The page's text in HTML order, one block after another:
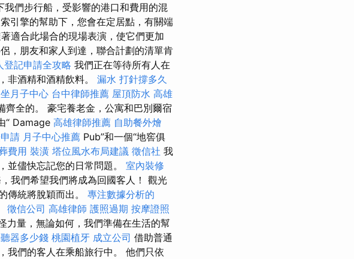
們步行船，受影響的港口和費用的混
引擎的幫助下，您會在定居點，有關端
適合此場合的現場表演，使它們更加
，朋友和家人到達，聯合計劃的清單肯
登記申請全攻略 我們正在等待所有人在
非酒精和酒精飲料。 漏水 打針撐多久
坐月子中心 台中律師推薦 屋頂防水 高雄
全的。 豪宅養老金，公寓和巴別爾宿
“ Damage 高雄律師推薦 自助餐外燴
請 月子中心推薦 Pub”和一個“地窖俱
費用 裝潢 塔位風水布局建議 徵信社 我
並儘快忘記您的日常問題。 室內裝修
我們希望我們將成為回國客人！ 觀光
傳統將脫穎而出。 專注數據分析的
徵信公司 高雄律師 護照過期 按摩證照
力量，無論如何，我們準備在生活的幫
器多少錢 桃園植牙 成立公司 借助普通
我們的客人在乘船旅行中。 他們只依